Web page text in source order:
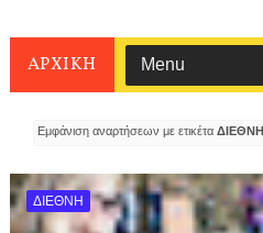
ΑΡΧΙΚΗ
Εμφάνιση αναρτήσεων με ετικέταΔΙΕΘΝΗ
ΔΙΕΘΝΗ